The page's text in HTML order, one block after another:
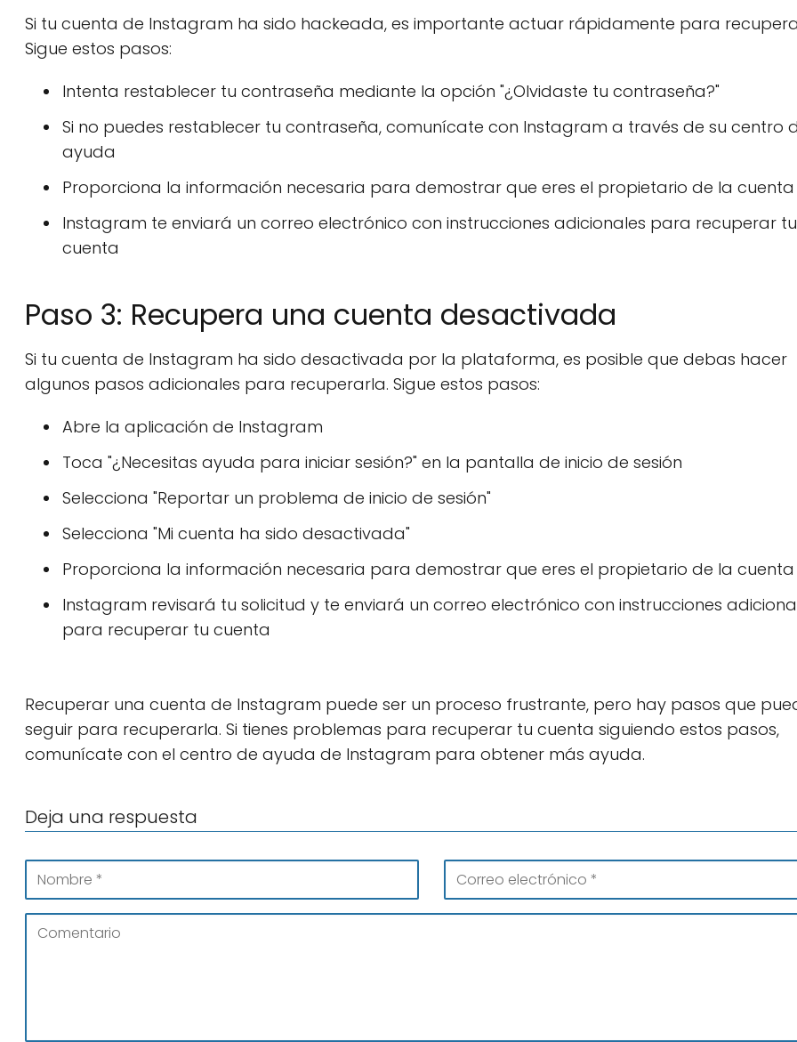
Si tu cuenta de Instagram ha sido hackeada, es importante actuar rápidamente para
Sigue estos pasos:
Intenta restablecer tu contraseña mediante la opción "¿Olvidaste tu contraseña?"
Si no puedes restablecer tu contraseña, comunícate con Instagram a través de su centro
ayuda
Proporciona la información necesaria para demostrar que eres el propietario de la cuenta
Instagram te enviará un correo electrónico con instrucciones adicionales para recuperar tu
cuenta
Paso 3: Recupera una cuenta desactivada
Si tu cuenta de Instagram ha sido desactivada por la plataforma, es posible que debas hacer
algunos pasos adicionales para recuperarla. Sigue estos pasos:
Abre la aplicación de Instagram
Toca "¿Necesitas ayuda para iniciar sesión?" en la pantalla de inicio de sesión
Selecciona "Reportar un problema de inicio de sesión"
Selecciona "Mi cuenta ha sido desactivada"
Proporciona la información necesaria para demostrar que eres el propietario de la cuenta
Instagram revisará tu solicitud y te enviará un correo electrónico con instrucciones
para recuperar tu cuenta
Recuperar una cuenta de Instagram puede ser un proceso frustrante, pero hay pasos que
seguir para recuperarla. Si tienes problemas para recuperar tu cuenta siguiendo estos pasos,
comunícate con el centro de ayuda de Instagram para obtener más ayuda.
Deja una respuesta